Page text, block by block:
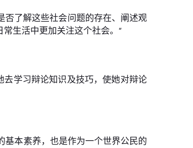
否了解这些社会问题的存在、阐述观
生活中更加关注这个社会。”
学习辩论知识及技巧，使她对辩论
基本素养，也是作为一个世界公民的